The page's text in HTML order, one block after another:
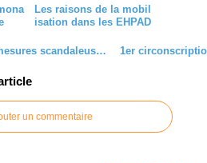
Les raisons de la mobil
isation dans les EHPAD
Petit extrait de mesures scandaleuses...
un commentaire